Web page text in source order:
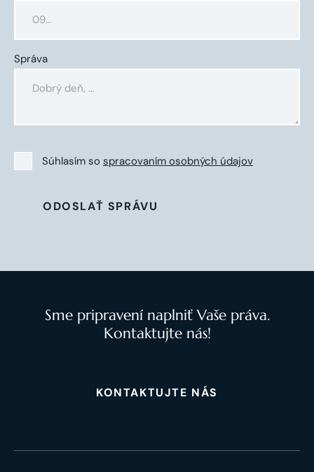
Správa
Súhlasím so spracovaním osobných údajov
ODOSLAŤ SPRÁVU
Sme pripravení naplniť Vaše práva.
Kontaktujte nás!
KONTAKTUJTE NÁS